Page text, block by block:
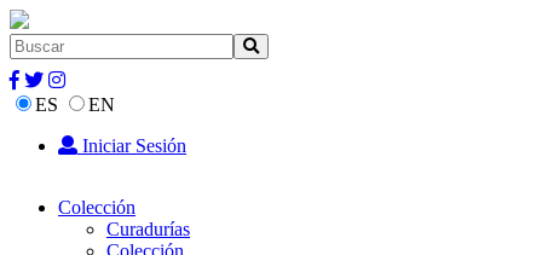
ES
EN
Iniciar Sesión
Colección
Curadurías
Colección